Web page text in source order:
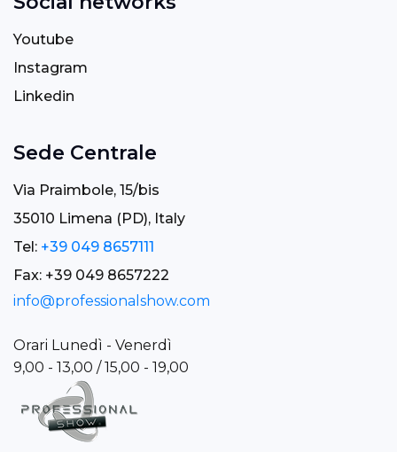
Youtube
Instagram
Linkedin
Sede Centrale
Via Praimbole, 15/bis
35010 Limena (PD), Italy
Tel: +39 049 8657111
Fax: +39 049 8657222
info@professionalshow.com
Orari Lunedì - Venerdì
9,00 - 13,00 / 15,00 - 19,00